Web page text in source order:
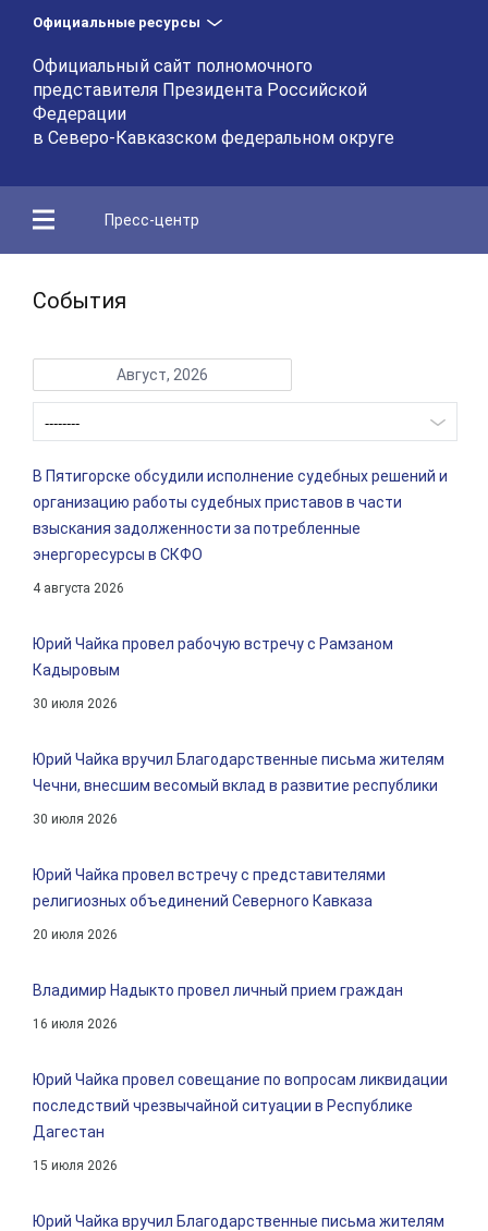
Официальные ресурсы
Официальный сайт полномочного
представителя Президента Российской
Федерации
в Северо-Кавказском федеральном округе
Пресс-центр
События
Август, 2026
В Пятигорске обсудили исполнение судебных решений и
организацию работы судебных приставов в части
взыскания задолженности за потребленные
энергоресурсы в СКФО
4 августа 2026
Юрий Чайка провел рабочую встречу с Рамзаном
Кадыровым
30 июля 2026
Юрий Чайка вручил Благодарственные письма жителям
Чечни, внесшим весомый вклад в развитие республики
30 июля 2026
Юрий Чайка провел встречу с представителями
религиозных объединений Северного Кавказа
20 июля 2026
Владимир Надыкто провел личный прием граждан
16 июля 2026
Юрий Чайка провел совещание по вопросам ликвидации
последствий чрезвычайной ситуации в Республике
Дагестан
15 июля 2026
Юрий Чайка вручил Благодарственные письма жителям